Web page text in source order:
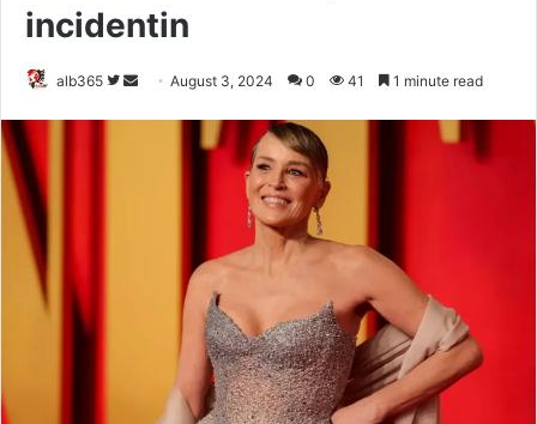
incidentin
alb365
Follow
Send August 3, 2024 0 41 1 minute read